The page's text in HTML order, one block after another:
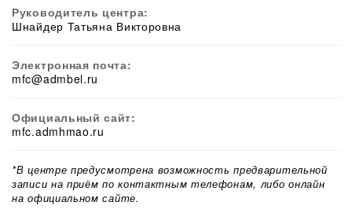
Руководитель центра:
Шнайдер Татьяна Викторовна
Электронная почта:
mfc@admbel.ru
Официальный сайт:
mfc.admhmao.ru
*В центре предусмотрена возможность предварительной
записи на приём по контактным телефонам, либо онлайн
на официальном сайте.